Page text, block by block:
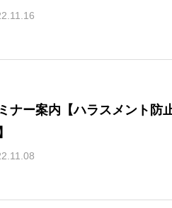
ナー案内【ハラスメント防